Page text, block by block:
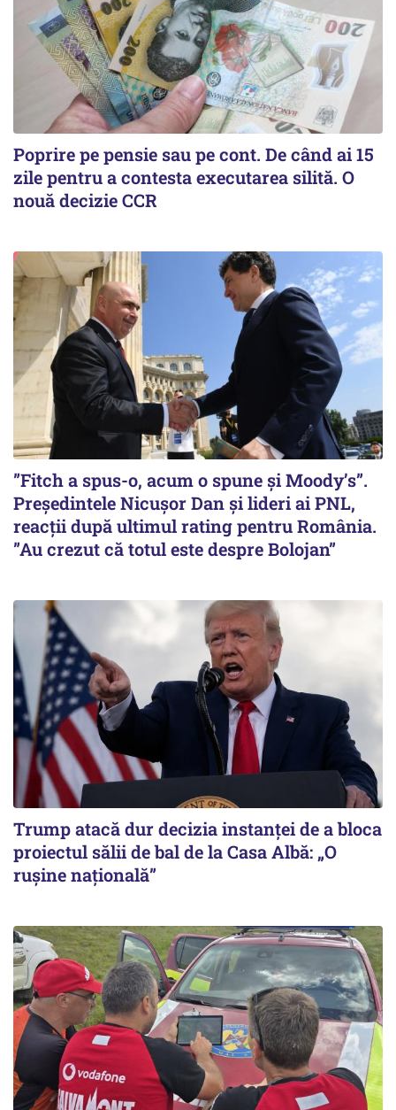
Poprire pe pensie sau pe cont. De când ai 15
zile pentru a contesta executarea silită. O
nouă decizie CCR
”Fitch a spus-o, acum o spune și Moody’s”.
Președintele Nicușor Dan și lideri ai PNL,
reacții după ultimul rating pentru România.
”Au crezut că totul este despre Bolojan”
Trump atacă dur decizia instanţei de a bloca
proiectul sălii de bal de la Casa Albă: „O
ruşine naţională”